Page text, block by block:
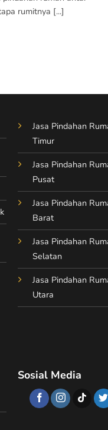
rumitnya [...]
Jasa Pindahan
Timur
Jasa Pindahan
Pusat
Jasa Pindahan
Barat
Jasa Pindahan
Selatan
Jasa Pindahan
Utara
Sosial Media